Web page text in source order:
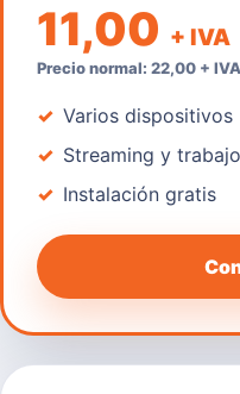
11,00 + IVA
Precio normal: 22,00 + IVA
Varios dispositivos
Streaming y
Instalación gratis